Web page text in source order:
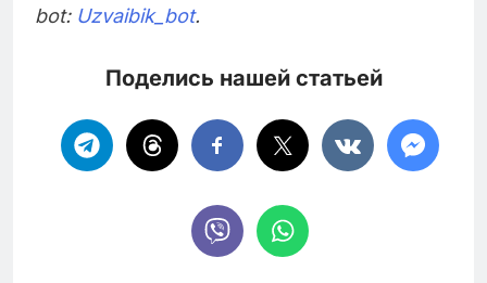
bot: Uzvaibik_bot.
Поделись нашей статьей